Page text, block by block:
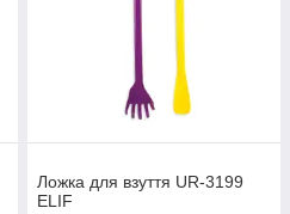
Ложка для взуття UR-3199
ELIF